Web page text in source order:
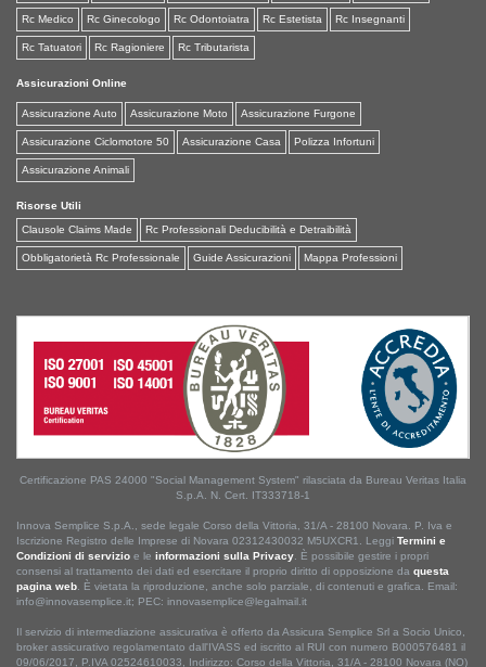
Rc Medico Rc Ginecologo Rc Odontoiatra Rc Estetista Rc Insegnanti
Rc Tatuatori Rc Ragioniere Rc Tributarista
Assicurazioni Online
Assicurazione Auto Assicurazione Moto Assicurazione Furgone
Assicurazione Ciclomotore 50 Assicurazione Casa Polizza Infortuni
Assicurazione Animali
Risorse Utili
Clausole Claims Made
Rc Professionali Deducibilità e Detraibilità
Obbligatorietà Rc Professionale Guide Assicurazioni Mappa Professioni
Certificazione PAS 24000 "Social Management System" rilasciata da Bureau Veritas Italia
S.p.A. N. Cert. IT333718-1
Innova Semplice S.p.A., sede legale Corso della Vittoria, 31/A - 28100 Novara. P. Iva e
Iscrizione Registro delle Imprese di Novara 02312430032 M5UXCR1. Leggi Termini e
Condizioni di servizio e le informazioni sulla Privacy. È possibile gestire i propri
consensi al trattamento dei dati ed esercitare il proprio diritto di opposizione da questa
pagina web. È vietata la riproduzione, anche solo parziale, di contenuti e grafica. Email:
info@innovasemplice.it; PEC: innovasemplice@legalmail.it
Il servizio di intermediazione assicurativa è offerto da Assicura Semplice Srl a Socio Unico,
broker assicurativo regolamentato dall'IVASS ed iscritto al RUI con numero B000576481 il
09/06/2017, P.IVA 02524610033, Indirizzo: Corso della Vittoria, 31/A - 28100 Novara (NO)